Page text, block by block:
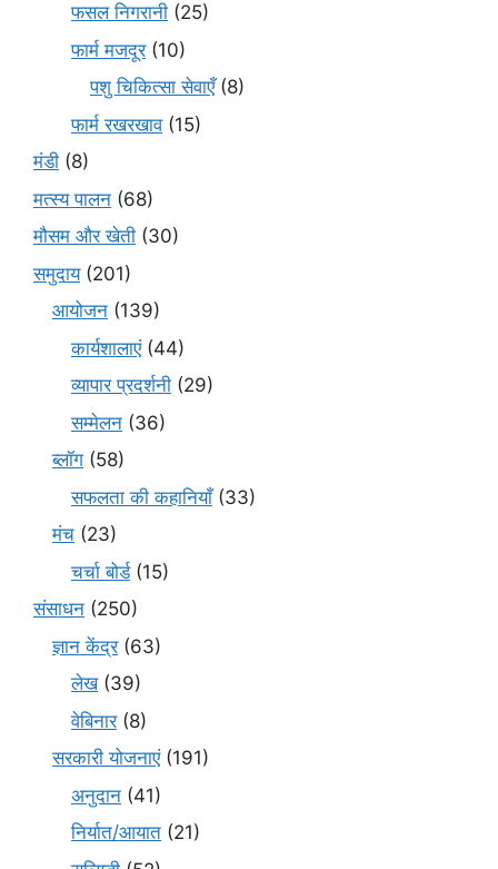
फसल निगरानी (25)
फार्म मजदूर(10)
पशु चिकित्सा सेवाएँ(8)
फार्म रखरखाव(15)
मंडी (8)
मत्स्य पालन (68)
मौसम और खेती (30)
समुदाय(201)
आयोजन (139)
कार्यशालाएं(44)
व्यापार प्रदर्शनी (29)
सम्मेलन (36)
ब्लॉग (58)
सफलता की कहानियाँ(33)
मंच (23)
चर्चा बोर्ड(15)
संसाधन (250)
ज्ञान केंद्र(63)
लेख(39)
वेबिनार(8)
सरकारी योजनाएं(191)
अनुदान (41)
निर्यात/आयात (21)